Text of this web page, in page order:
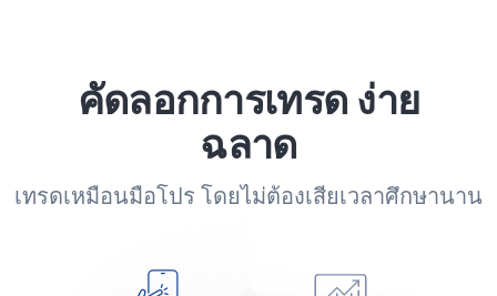
คัดลอกการเทรด ง่าย
ฉลาด
เทรดเหมือนมือโปร โดยไม่ต้องเสียเวลาศึกษานาน